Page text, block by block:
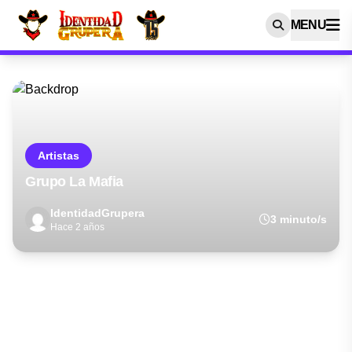
MENU
Artistas
Grupo La Mafia
IdentidadGrupera
Hace 2 años
3 minuto/s